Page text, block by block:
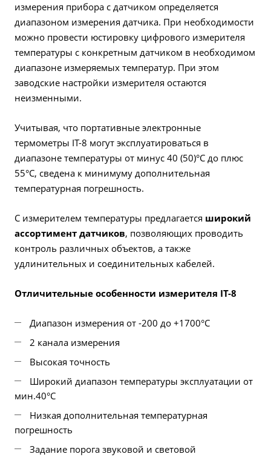
измерения прибора с датчиком определяется
диапазоном измерения датчика. При необходимости
можно провести юстировку цифрового измерителя
температуры с конкретным датчиком в необходимом
диапазоне измеряемых температур. При этом
заводские настройки измерителя остаются
неизменными.
Учитывая, что портативные электронные
термометры IT-8 могут эксплуатироваться в
диапазоне температуры от минус 40 (50)°С до плюс
55°С, сведена к минимуму дополнительная
температурная погрешность.
С измерителем температуры предлагается широкий
ассортимент датчиков, позволяющих проводить
контроль различных объектов, а также
удлинительных и соединительных кабелей.
Отличительные особенности измерителя IT-8
Диапазон измерения от -200 до +1700°С
2 канала измерения
Высокая точность
Широкий диапазон температуры эксплуатации от
мин.40°С
Низкая дополнительная температурная
погрешность
Задание порога звуковой и световой